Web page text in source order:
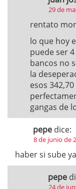
29 de
rentato
lo que hoy
puede ser
bancos no
la
esos
gangas de
pepe dice:
8 de junio de
haber si sube
pepe
24 de